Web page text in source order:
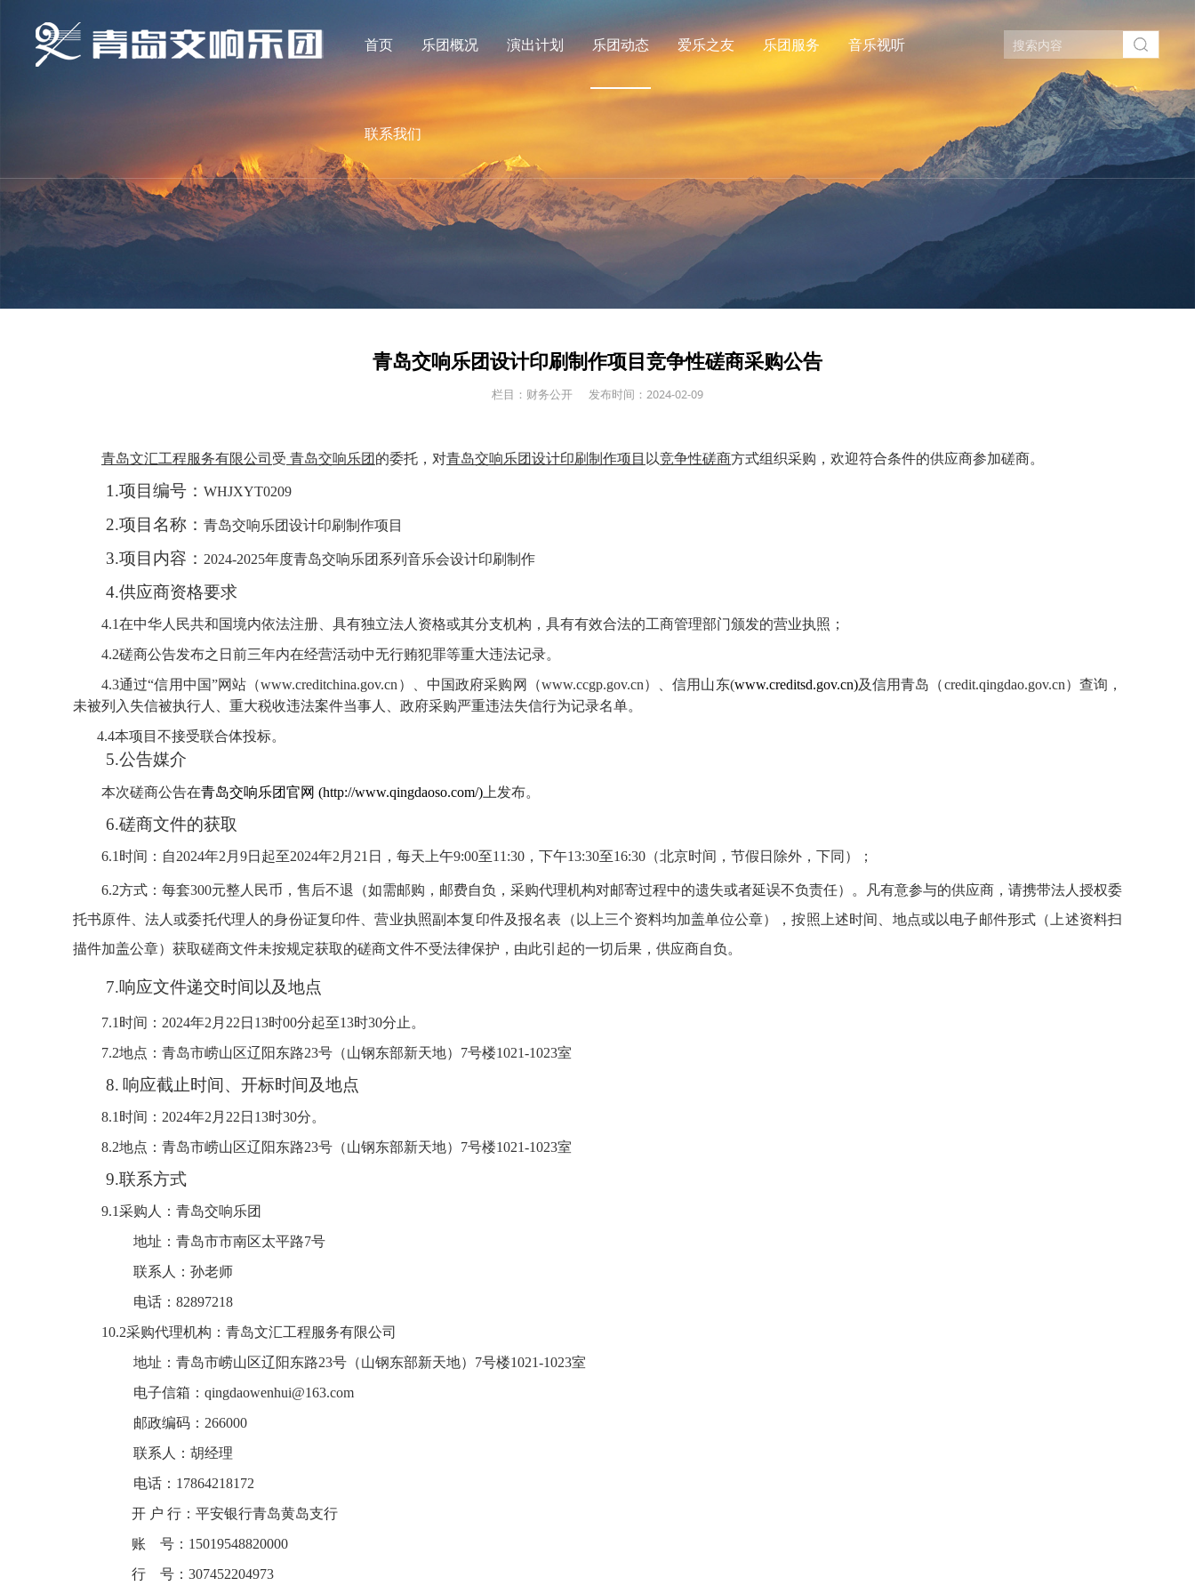
首页 乐团概况 演出计划 乐团动态 爱乐之友 乐团服务 音乐视听
联系我们
青岛交响乐团设计印刷制作项目竞争性磋商采购公告
栏目：财务公开 发布时间：2024-02-09
青岛文汇工程服务有限公司 受 青岛交响乐团 的委托，对青岛交响乐团设计印刷制作项目 以竞争性磋商方式组织采购，欢迎符合条件的供应商参加磋商。
1.项目编号： WHJXYT0209
2.项目名称： 青岛交响乐团设计印刷制作项目
3.项目内容： 2024-2025年度青岛交响乐团系列音乐会设计印刷制作
4.供应商资格要求
4.1在中华人民共和国境内依法注册、具有独立法人资格或其分支机构，具有有效合法的工商管理部门颁发的营业执照；
4.2磋商公告发布之日前三年内在经营活动中无行贿犯罪等重大违法记录。
4.3通过“信用中国”网站（www.creditchina.gov.cn ）、中国政府采购网（www.ccgp.gov.cn）、信用山东(www.creditsd.gov.cn)及信用青岛（credit.qingdao.gov.cn）查询，
未被列入失信被执行人、重大税收违法案件当事人、政府采购严重违法失信行为记录名单。
4.4本项目不接受联合体投标。
5.公告媒介
本次磋商公告在青岛交响乐团官网 (http://www.qingdaoso.com/) 上发布。
6.磋商文件的获取
6.1 时间：自2024年2 月 9日起至2024年2 月 21 日，每天上午9:00至11:30 ，下午13:30至16:30 （北京时间，节假日除外，下同）；
6.2方式： 每套300元整人民币，售后不退（如需邮购，邮费自负，采购代理机构对邮寄过程中的遗失或者延误不负责任）。凡有意参与的供应商，请携带法人授权委
托书原件、法人或委托代理人的身份证复印件、营业执照副本复印件及报名表（以上三个资料均加盖单位公章），按照上述时间、地点或以电子邮件形式（上述资料扫
描件加盖公章）获取磋商文件未按规定获取的磋商文件不受法律保护，由此引起的一切后果，供应商自负。
7.响应文件递交时间以及地点
7.1 时间： 2024年2 月 22 日 13时00分起至13时30分止。
7.2地点：青岛市崂山区辽阳东路23号（山钢东部新天地） 7号楼1021-1023室
8. 响应截止时间、开标时间及地点
8.1 时间： 2024年2 月 22 日 13时30分。
8.2地点：青岛市崂山区辽阳东路23号（山钢东部新天地） 7号楼1021-1023室
9.联系方式
9.1采购人： 青岛交响乐团
地址 ： 青岛市市南区太平路7号
联系人： 孙老师
电话： 82897218
10.2采购代理机构： 青岛文汇工程服务有限公司
地址：青岛市崂山区辽阳东路23号（山钢东部新天地）7号楼1021-1023室
电子信箱： qingdaowenhui@163.com
邮政编码：266000
联系人： 胡经理
电话：17864218172
开 户 行：平安银行青岛黄岛支行
账
号： 15019548820000
行
号： 307452204973